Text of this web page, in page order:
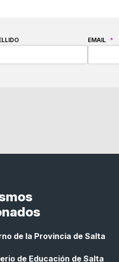
EMAIL *
de la Provincia de Salta
de Educación de Salta